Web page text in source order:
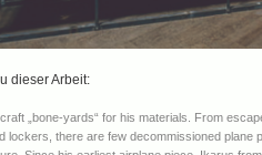
dieser Arbeit:
„bone-yards“ for his materials. From
lockers, there are few decommissioned plane